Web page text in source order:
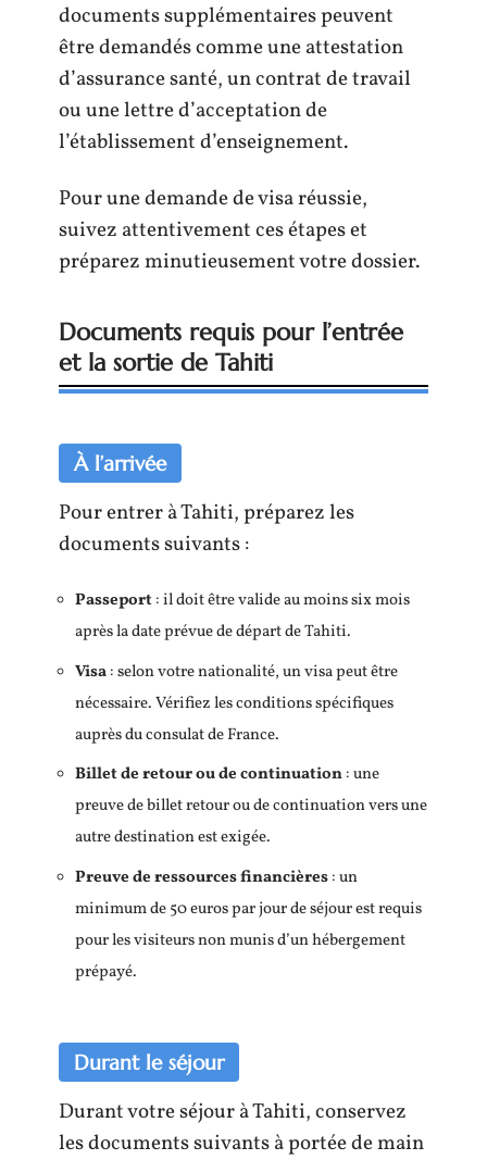
documents supplémentaires peuvent
être demandés comme une attestation
d’assurance santé, un contrat de travail
ou une lettre d’acceptation de
l’établissement d’enseignement.
Pour une demande de visa réussie,
suivez attentivement ces étapes et
préparez minutieusement votre dossier.
Documents requis pour l’entrée
et la sortie de Tahiti
À l’arrivée
Pour entrer à Tahiti, préparez les
documents suivants :
Passeport: il doit être valide au moins six mois
après la date prévue de départ de Tahiti.
Visa: selon votre nationalité, un visa peut être
nécessaire. Vérifiez les conditions spécifiques
auprès du consulat de France.
Billet de retour ou de continuation: une
preuve de billet retour ou de continuation vers une
autre destination est exigée.
Preuve de ressources financières: un
minimum de 50 euros par jour de séjour est requis
pour les visiteurs non munis d’un hébergement
prépayé.
Durant le séjour
Durant votre séjour à Tahiti, conservez
les documents suivants à portée de main